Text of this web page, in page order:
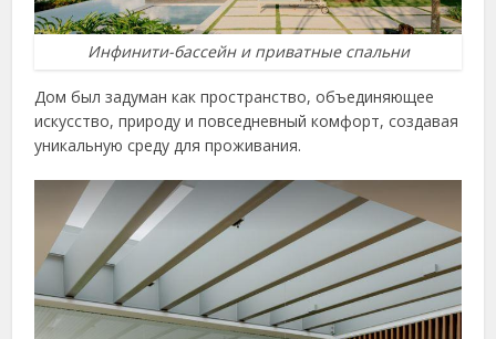
Инфинити-бассейн и приватные спальни
Дом был задуман как пространство, объединяющее
искусство, природу и повседневный комфорт, создавая
уникальную среду для проживания.